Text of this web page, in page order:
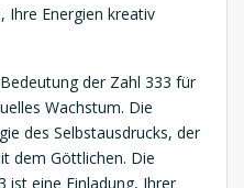
Ihre Energien kreativ
der Zahl 333 für
Wachstum. Die
des Selbstausdrucks, der
dem Göttlichen. Die
ist eine Einladung, Ihrer